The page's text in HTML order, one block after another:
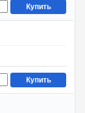
Купить
Купить